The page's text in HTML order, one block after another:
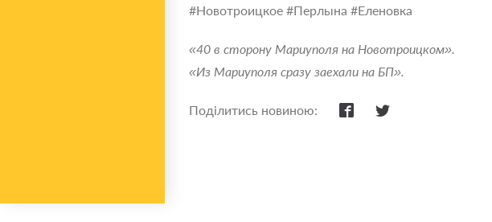
#Новотроицкое #Перлына #Еленовка
«40 в сторону Мариуполя на Новотроицком».
«Из Мариуполя сразу заехали на БП».
Поділитись новиною: